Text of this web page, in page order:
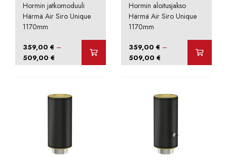
Hormin jatkomoduuli
Härmä Air Siro Unique
1170mm
359,00€ –
509,00€
359,00 €
Hormin aloitusjakso
Härmä Air Siro Unique
1170mm
359,00€ –
509,00€
359,00 €